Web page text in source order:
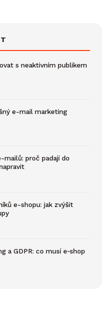
s neaktivním publikem
e-mail marketing
proč padají do
e-shopu: jak zvýšit
a GDPR: co musí e‑shop